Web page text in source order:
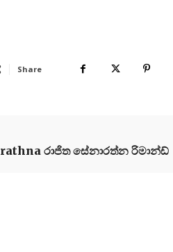
Share
රාජිත සේනාරත්න රිමාන්ඩ්